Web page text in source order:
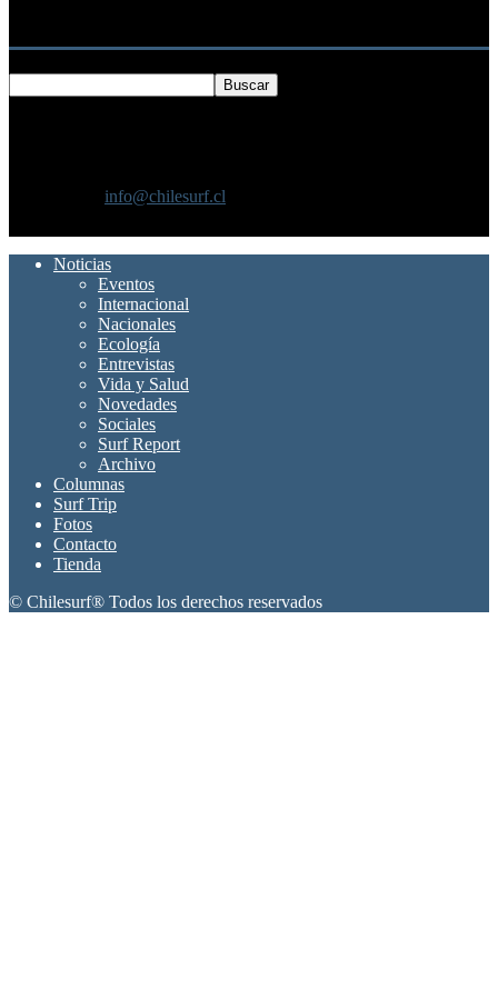
info@chilesurf.cl
Noticias
Eventos
Internacional
Nacionales
Ecología
Entrevistas
Vida y Salud
Novedades
Sociales
Surf Report
Archivo
Columnas
Surf Trip
Fotos
Contacto
Tienda
© Chilesurf® Todos los derechos reservados